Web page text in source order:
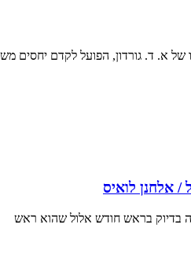
ד. גורדון, הפועל לקדם יחסים
אלחנן לואיס
בדיוק בראש חודש אלול שהוא ראש